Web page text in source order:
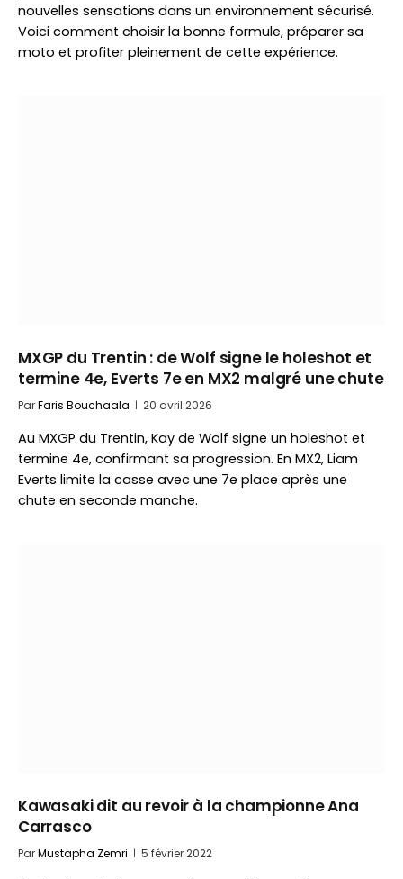
nouvelles sensations dans un environnement sécurisé.
Voici comment choisir la bonne formule, préparer sa
moto et profiter pleinement de cette expérience.
MXGP du Trentin : de Wolf signe le holeshot et
termine 4e, Everts 7e en MX2 malgré une chute
ParFaris Bouchaala 20 avril 2026
Au MXGP du Trentin, Kay de Wolf signe un holeshot et
termine 4e, confirmant sa progression. En MX2, Liam
Everts limite la casse avec une 7e place après une
chute en seconde manche.
Kawasaki dit au revoir à la championne Ana
Carrasco
ParMustapha Zemri 5 février 2022